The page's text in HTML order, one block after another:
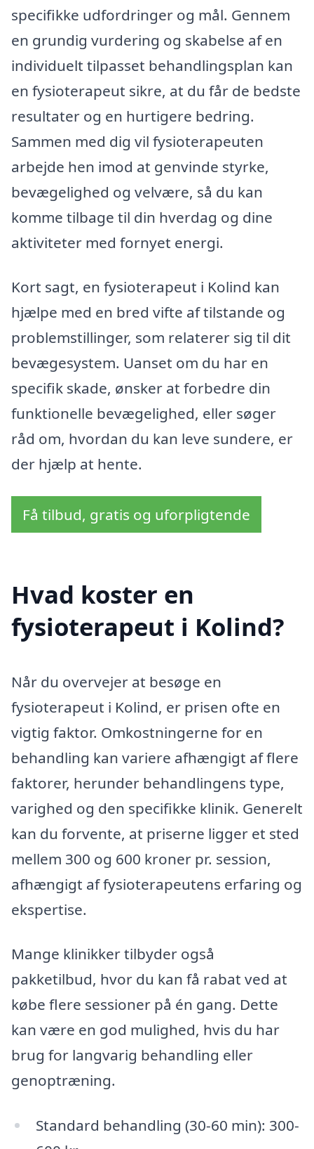
specifikke udfordringer og mål. Gennem
en grundig vurdering og skabelse af en
individuelt tilpasset behandlingsplan kan
en fysioterapeut sikre, at du får de bedste
resultater og en hurtigere bedring.
Sammen med dig vil fysioterapeuten
arbejde hen imod at genvinde styrke,
bevægelighed og velvære, så du kan
komme tilbage til din hverdag og dine
aktiviteter med fornyet energi.
Kort sagt, en fysioterapeut i Kolind kan
hjælpe med en bred vifte af tilstande og
problemstillinger, som relaterer sig til dit
bevægesystem. Uanset om du har en
specifik skade, ønsker at forbedre din
funktionelle bevægelighed, eller søger
råd om, hvordan du kan leve sundere, er
der hjælp at hente.
Få tilbud, gratis og uforpligtende
Hvad koster en
fysioterapeut i Kolind?
Når du overvejer at besøge en
fysioterapeut i Kolind, er prisen ofte en
vigtig faktor. Omkostningerne for en
behandling kan variere afhængigt af flere
faktorer, herunder behandlingens type,
varighed og den specifikke klinik. Generelt
kan du forvente, at priserne ligger et sted
mellem 300 og 600 kroner pr. session,
afhængigt af fysioterapeutens erfaring og
ekspertise.
Mange klinikker tilbyder også
pakketilbud, hvor du kan få rabat ved at
købe flere sessioner på én gang. Dette
kan være en god mulighed, hvis du har
brug for langvarig behandling eller
genoptræning.
Standard behandling (30-60 min): 300-